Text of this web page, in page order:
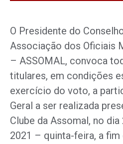
O Presidente do
Associação dos Oficiais
– ASSOMAL, convoca
titulares, em condições
exercício do voto, a
Geral a ser realizada
Clube da Assomal, no
2021 – quinta-feira, a